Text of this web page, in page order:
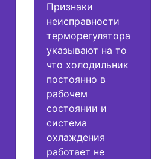
Признаки
неисправности
терморегулятора
указывают на то
что холодильник
постоянно в
рабочем
состоянии и
система
охлаждения
работает не